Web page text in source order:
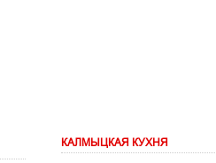
КАЛМЫЦКАЯ КУХНЯ